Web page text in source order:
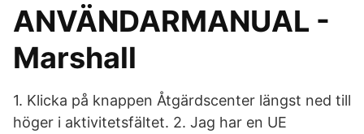
ANVÄNDARMANUAL -
Marshall
1. Klicka på knappen Åtgärdscenter längst ned till
höger i aktivitetsfältet. 2. Jag har en UE